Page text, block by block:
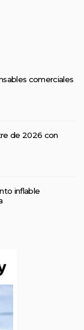
comerciales
de 2026 con
inflable